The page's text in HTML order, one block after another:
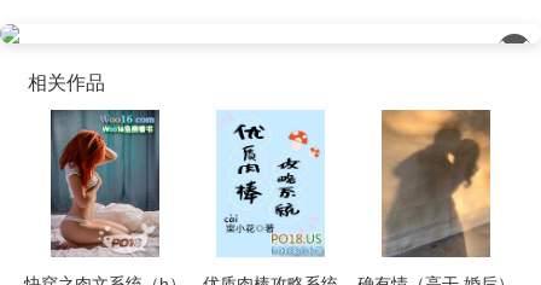
��
相关作品